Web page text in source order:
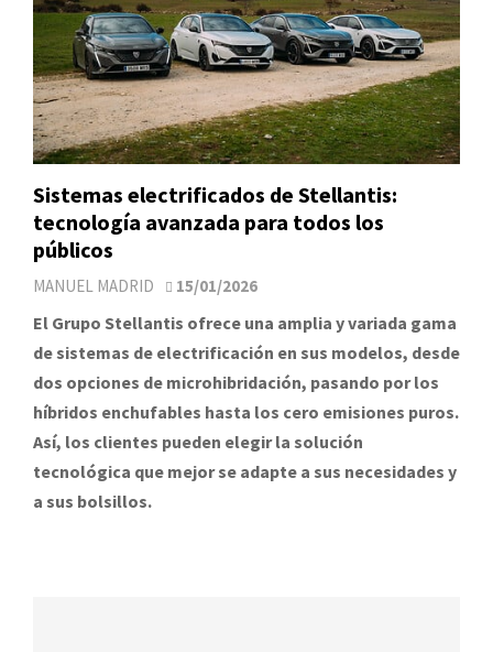
Sistemas electrificados de Stellantis:
tecnología avanzada para todos los
públicos
MANUEL MADRID 15/01/2026
El Grupo Stellantis ofrece una amplia y variada gama
de sistemas de electrificación en sus modelos, desde
dos opciones de microhibridación, pasando por los
híbridos enchufables hasta los cero emisiones puros.
Así, los clientes pueden elegir la solución
tecnológica que mejor se adapte a sus necesidades y
a sus bolsillos.